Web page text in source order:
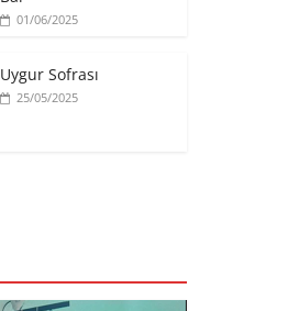
01/06/2025
Uygur Sofrası
25/05/2025